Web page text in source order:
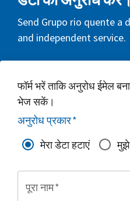
Send Grupo rio quente a
and independent service.
फॉर्म भरें ताकि अनुरोध ईमेल
भेज सकें।
अनुरोध प्रकार*
मेरा डेटा हटाएं
मुझे
पूरा नाम*